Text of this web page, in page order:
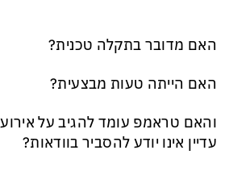
האם מדובר בתקלה טכנית?
האם הייתה טעות מבצעית?
והאם טראמפ עומד להגיב על אירוע
עדיין אינו יודע להסביר בוודאות?